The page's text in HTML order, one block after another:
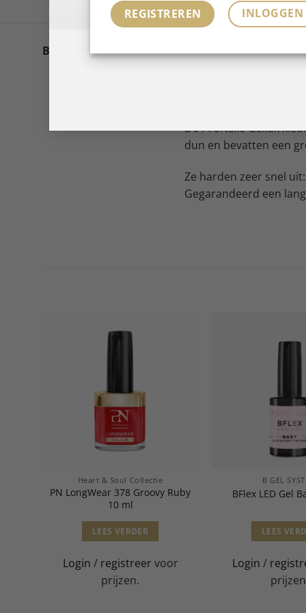
REGISTREREN INLOGGEN
Beschrijving
De ProNails Gellak
dun en bevatten een
Ze harden zeer snel
Gegarandeerd een
Heart & Soul Collectie
PN LongWear 378 Groovy Ruby
10 ml
LEES VERDER
Login / registreer voor
prijzen.
B GEL
BFlex LED Gel
LEES
Login /